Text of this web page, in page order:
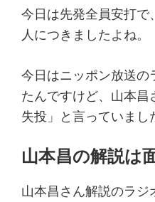
今日は先発全員安打で
人につきましたよね。
今日はニッポン放送の
たんですけど、山本
失投」と言っていまし
山本昌の解説は
山本昌さん解説のラ